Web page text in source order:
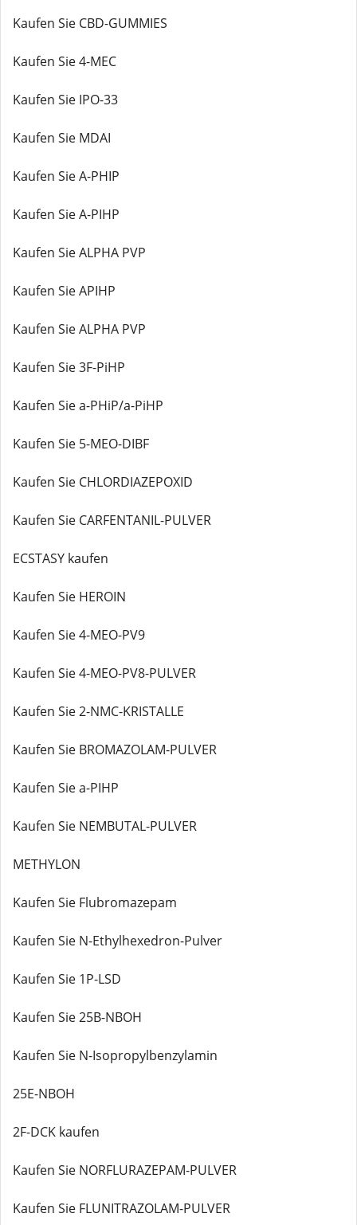
Kaufen Sie CBD-GUMMIES
Kaufen Sie 4-MEC
Kaufen Sie IPO-33
Kaufen Sie MDAI
Kaufen Sie A-PHIP
Kaufen Sie A-PIHP
Kaufen Sie ALPHA PVP
Kaufen Sie APIHP
Kaufen Sie ALPHA PVP
Kaufen Sie 3F-PiHP
Kaufen Sie a-PHiP/a-PiHP
Kaufen Sie 5-MEO-DIBF
Kaufen Sie CHLORDIAZEPOXID
Kaufen Sie CARFENTANIL-PULVER
ECSTASY kaufen
Kaufen Sie HEROIN
Kaufen Sie 4-MEO-PV9
Kaufen Sie 4-MEO-PV8-PULVER
Kaufen Sie 2-NMC-KRISTALLE
Kaufen Sie BROMAZOLAM-PULVER
Kaufen Sie a-PIHP
Kaufen Sie NEMBUTAL-PULVER
METHYLON
Kaufen Sie Flubromazepam
Kaufen Sie N-Ethylhexedron-Pulver
Kaufen Sie 1P-LSD
Kaufen Sie 25B-NBOH
Kaufen Sie N-Isopropylbenzylamin
25E-NBOH
2F-DCK kaufen
Kaufen Sie NORFLURAZEPAM-PULVER
Kaufen Sie FLUNITRAZOLAM-PULVER